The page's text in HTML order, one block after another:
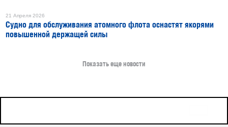
21 Апреля 2026
Судно для обслуживания атомного флота оснастят якорями
повышенной держащей силы
Показать еще новости